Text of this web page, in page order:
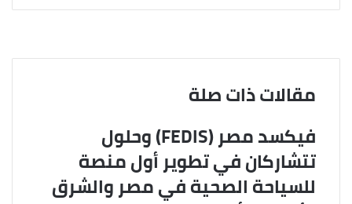
س
ك
u
l
e
i
K
t
k
ا
ة
ب
ل
ب
ي
ا
مقالات ذات صلة
فيكسد مصر (FEDIS) وحلول
تتشاركان في تطوير أول منصة
للسياحة الصحية في مصر والشرق